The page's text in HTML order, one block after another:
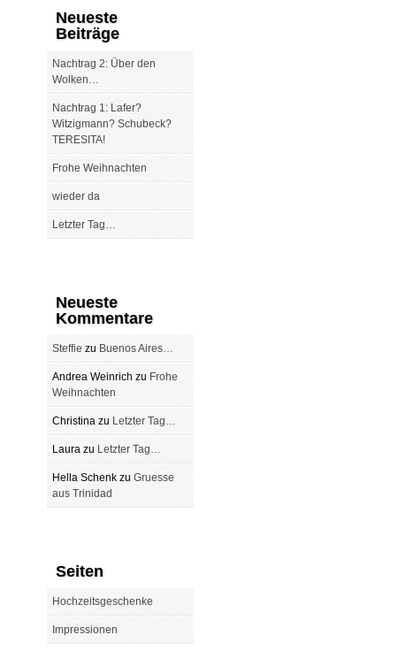
Neueste
Beiträge
Nachtrag 2: Über den
Wolken…
Nachtrag 1: Lafer?
Witzigmann? Schubeck?
TERESITA!
Frohe Weihnachten
wieder da
Letzter Tag…
Neueste
Kommentare
Steffie zu Buenos Aires…
Andrea Weinrich zu Frohe
Weihnachten
Christina zu Letzter Tag…
Laura zu Letzter Tag…
Hella Schenkzu Gruesse
aus Trinidad
Seiten
Hochzeitsgeschenke
Impressionen